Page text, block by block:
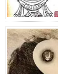
方给吓跑了